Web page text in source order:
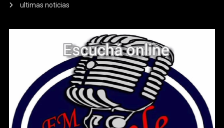
ultimas noticias